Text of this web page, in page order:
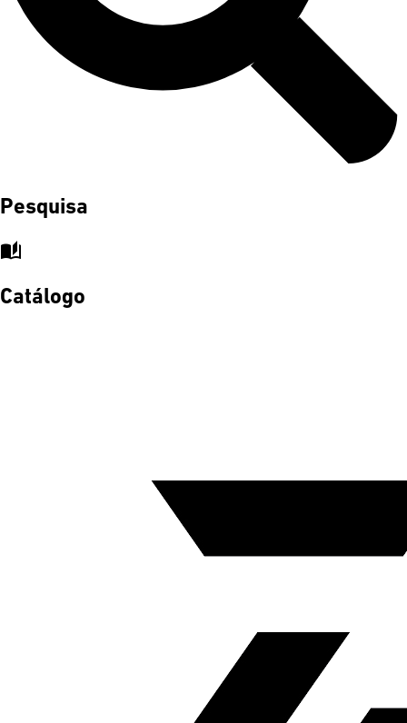
Pesquisa
auto_stories
Catálogo